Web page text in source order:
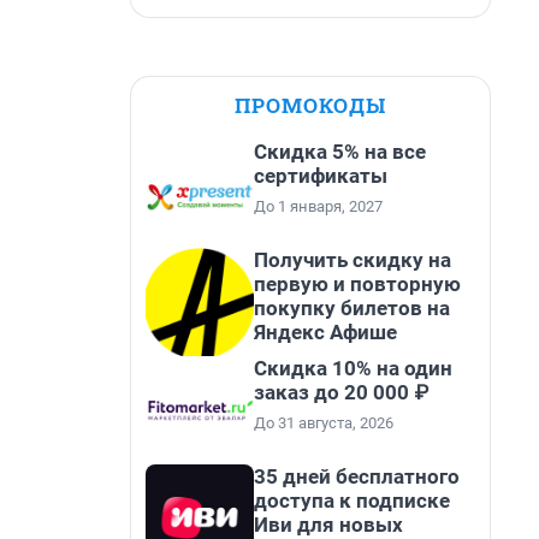
ПРОМОКОДЫ
Скидка 5% на все
сертификаты
До 1 января, 2027
Получить скидку на
первую и повторную
покупку билетов на
Яндекс Афише
Скидка 10% на один
заказ до 20 000 ₽
До 31 августа, 2026
35 дней бесплатного
доступа к подписке
Иви для новых